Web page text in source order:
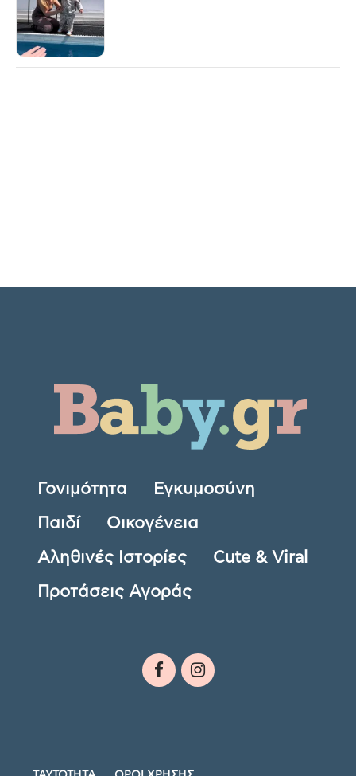
Γονιμότητα Εγκυμοσύνη
Παιδί Οικογένεια
Αληθινές Ιστορίες Cute & Viral
Προτάσεις Αγοράς